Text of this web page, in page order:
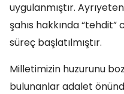
uygulanmıştır.
şahıs hakkında
süreç başlatılmıştır.
Milletimizin huzurunu
bulunanlar adalet